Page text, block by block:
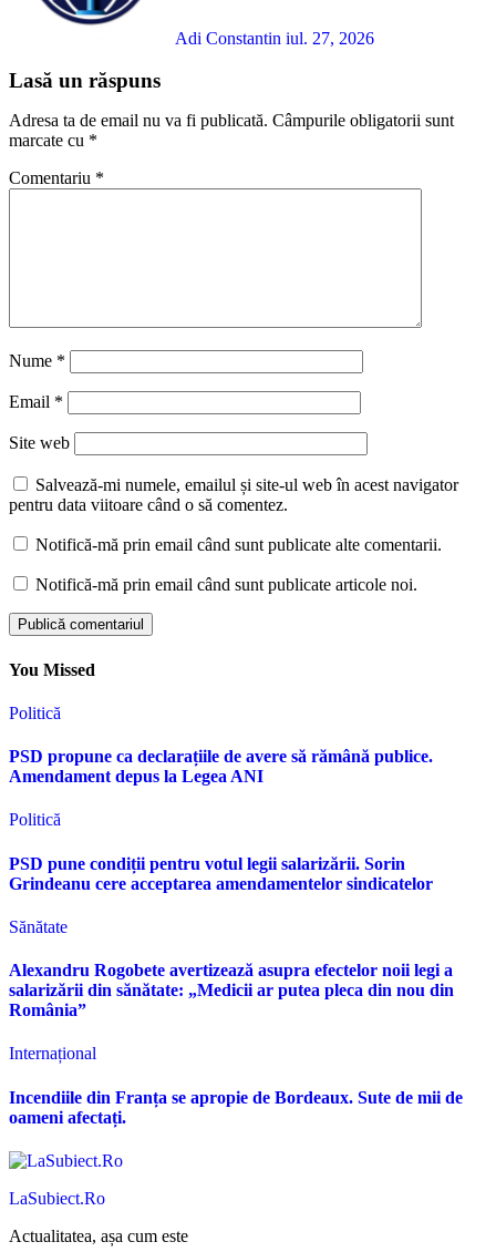
Adi Constantin iul. 27, 2026
Lasă un răspuns
Adresa ta de email nu va fi publicată. Câmpurile obligatorii sunt
marcate cu *
Comentariu *
Nume *
Email *
Site web
Salvează-mi numele, emailul și site-ul web în acest navigator
pentru data viitoare când o să comentez.
Notifică-mă prin email când sunt publicate alte comentarii.
Notifică-mă prin email când sunt publicate articole noi.
You Missed
Politică
PSD propune ca declarațiile de avere să rămână publice.
Amendament depus la Legea ANI
Politică
PSD pune condiții pentru votul legii salarizării. Sorin
Grindeanu cere acceptarea amendamentelor sindicatelor
Sănătate
Alexandru Rogobete avertizează asupra efectelor noii legi a
salarizării din sănătate: „Medicii ar putea pleca din nou din
România”
Internațional
Incendiile din Franța se apropie de Bordeaux. Sute de mii de
oameni afectați.
LaSubiect.Ro
Actualitatea, așa cum este